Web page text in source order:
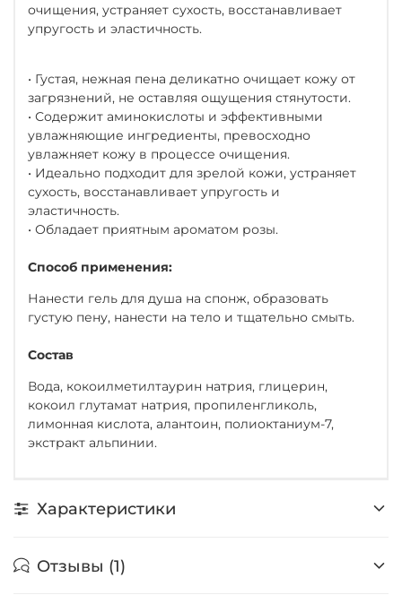
очищения, устраняет сухость, восстанавливает
упругость и эластичность.
• Густая, нежная пена деликатно очищает кожу от
загрязнений, не оставляя ощущения стянутости.
• Содержит аминокислоты и эффективными
увлажняющие ингредиенты, превосходно
увлажняет кожу в процессе очищения.
• Идеально подходит для зрелой кожи, устраняет
сухость, восстанавливает упругость и
эластичность.
• Обладает приятным ароматом розы.
Способ применения:
Нанести гель для душа на спонж, образовать
густую пену, нанести на тело и тщательно смыть.
Состав
Вода, кокоилметилтаурин натрия, глицерин,
кокоил глутамат натрия, пропиленгликоль,
лимонная кислота, алантоин, полиоктаниум-7,
экстракт альпинии.
Характеристики
Отзывы (1)